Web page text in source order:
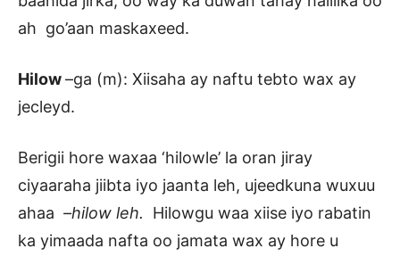
ah go’aan maskaxeed.
Hilow–ga (m): Xiisaha ay naftu tebto wax ay
jecleyd.
Berigii hore waxaa ‘hilowle’ la oran jiray
ciyaaraha jiibta iyo jaanta leh, ujeedkuna wuxuu
ahaa –hilow leh. Hilowgu waa xiise iyo rabatin
ka yimaada nafta oo jamata wax ay hore u